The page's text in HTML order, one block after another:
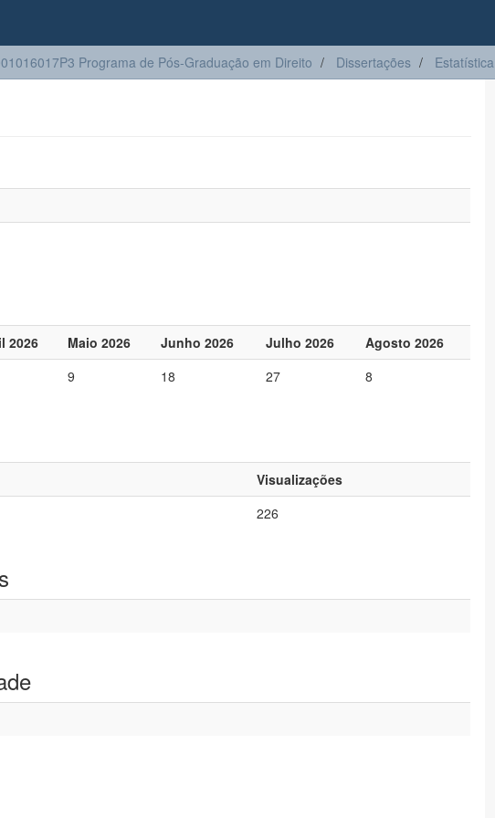
Programa de Pós-Graduação em Direito Dissertações Estatística
2026 Maio 2026 Junho 2026 Julho 2026
Agosto 2026
9 18 27 8
Visualizações
226